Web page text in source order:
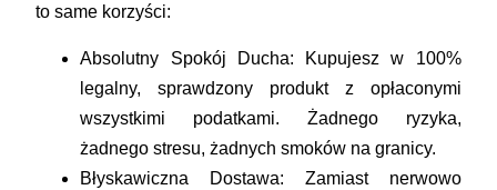
to same korzyści:
Absolutny Spokój Ducha: Kupujesz w 100%
legalny, sprawdzony produkt z opłaconymi
wszystkimi podatkami. Żadnego ryzyka,
żadnego stresu, żadnych smoków na granicy.
Błyskawiczna Dostawa: Zamiast nerwowo